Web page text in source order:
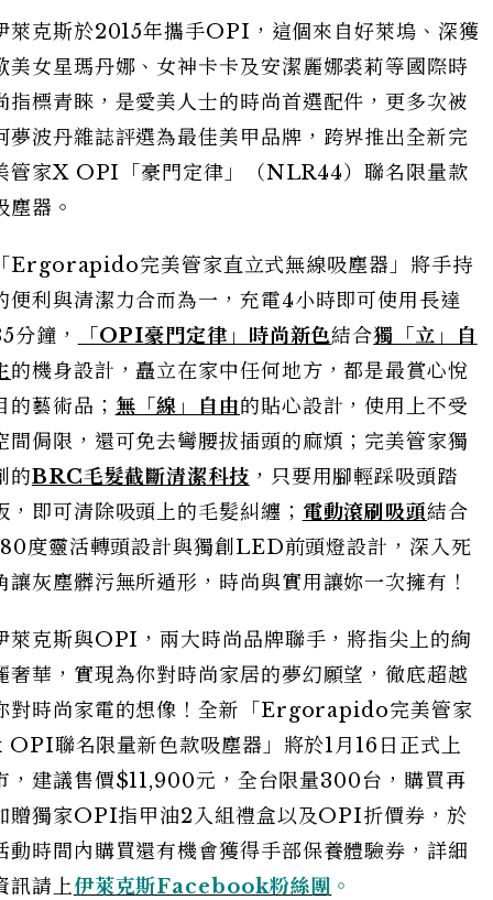
萊克斯於2015年攜手OPI，這個來自好萊塢、深獲
美女星瑪丹娜、女神卡卡及安潔麗娜裘莉等國際時
指標青睞，是愛美人士的時尚首選配件，更多次被
夢波丹雜誌評選為最佳美甲品牌，跨界推出全新完
管家X OPI「豪門定律」（NLR44）聯名限量款
塵器。
Ergorapido完美管家直立式無線吸塵器」將手持
便利與清潔力合而為一，充電4小時即可使用長達
分鐘，
「OPI豪門定律」時尚新色結合獨「立」自
的機身設計，矗立在家中任何地方，都是最賞心悅
的藝術品； 無「線」自由的貼心設計，使用上不受
間侷限，還可免去彎腰拔插頭的麻煩；完美管家獨
的BRC毛髮截斷清潔科技 ，只要用腳輕踩吸頭踏
，即可清除吸頭上的毛髮糾纏； 電動滾刷吸頭結合
度靈活轉頭設計與獨創LED前頭燈設計，深入死
讓灰塵髒污無所遁形，時尚與實用讓妳一次擁有！
萊克斯與OPI，兩大時尚品牌聯手，將指尖上的絢
奢華，實現為你對時尚家居的夢幻願望，徹底超越
對時尚家電的想像！全新「Ergorapido完美管家
OPI聯名限量新色款吸塵器」將於1月16日正式上
，建議售價$11,900元，全台限量300台，購買再
贈獨家OPI指甲油2入組禮盒以及OPI折價券，於
動時間內購買還有機會獲得手部保養體驗券，詳細
訊請上伊萊克斯Facebook粉絲團 。